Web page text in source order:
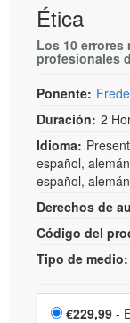
Ética
Los 10
profesionales
Ponente:
Duración: 2
Idioma:
español,
español,
Derechos de
Código del
Tipo de medio:
Elige un
Precio
€229,99 -